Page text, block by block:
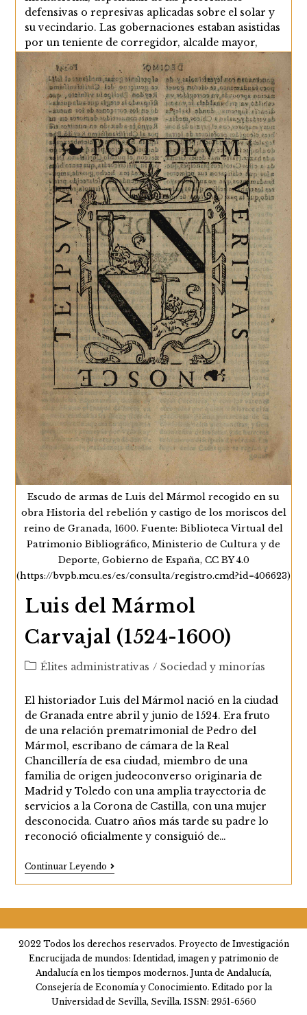
defensivas o represivas aplicadas sobre el solar y
su vecindario. Las gobernaciones estaban asistidas
por un teniente de corregidor, alcalde mayor,
designado en la primera mitad del siglo por los
gobernadores bajo la…
Continuar LeyendoLos
Gobiernos
Político-
Militares
Andaluces
En
El
Siglo
XVIII
Escudo de armas de Luis del Mármol recogido en su
obra Historia del rebelión y castigo de los moriscos del
reino de Granada, 1600. Fuente: Biblioteca Virtual del
Patrimonio Bibliográfico, Ministerio de Cultura y de
Deporte, Gobierno de España, CC BY 4.0
(https://bvpb.mcu.es/es/consulta/registro.cmd?id=406623)
Luis del Mármol
Carvajal (1524-1600)
Categoría
la
entrada:
Élites administrativas / Sociedad y minorías
El historiador Luis del Mármol nació en la ciudad
de Granada entre abril y junio de 1524. Era fruto
de una relación prematrimonial de Pedro del
Mármol, escribano de cámara de la Real
Chancillería de esa ciudad, miembro de una
familia de origen judeoconverso originaria de
Madrid y Toledo con una amplia trayectoria de
servicios a la Corona de Castilla, con una mujer
desconocida. Cuatro años más tarde su padre lo
reconoció oficialmente y consiguió de…
Continuar LeyendoLuis
Del
Mármol
(1524-
2022 Todos los derechos reservados. Proyecto de Investigación
Encrucijada de mundos: Identidad, imagen y patrimonio de
Andalucía en los tiempos modernos. Junta de Andalucía,
Consejería de Economía y Conocimiento. Editado por la
Universidad de Sevilla, Sevilla. ISSN: 2951-6560